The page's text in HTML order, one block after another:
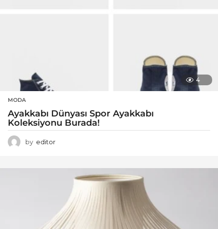
4
MODA
Ayakkabı Dünyası Spor Ayakkabı
Koleksiyonu Burada!
by editor